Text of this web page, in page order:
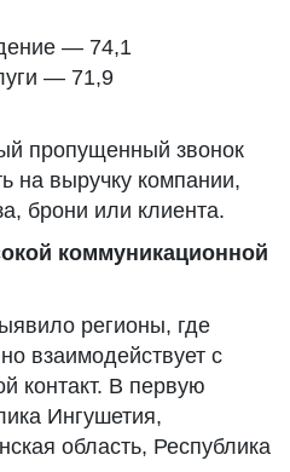
— 74,1
— 71,9
пропущенный звонок
на выручку компании,
брони или клиента.
коммуникационной
регионы, где
взаимодействует с
контакт. В первую
Ингушетия,
область, Республика